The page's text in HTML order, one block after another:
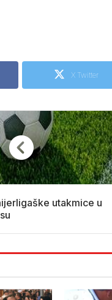
X Twitter
utakmice u